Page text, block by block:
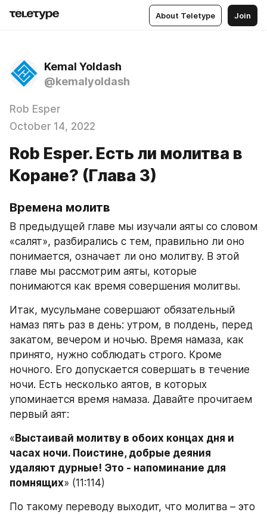
About Teletype Join
Kemal Yoldash
@kemalyoldash
Rob Esper
October 14, 2022
Rob Esper. Есть ли молитва в
Коране? (Глава 3)
Времена молитв
В предыдущей главе мы изучали аяты со словом
«салят», разбирались с тем, правильно ли оно
понимается, означает ли оно молитву. В этой
главе мы рассмотрим аяты, которые
понимаются как время совершения молитвы.
Итак, мусульмане совершают обязательный
намаз пять раз в день: утром, в полдень, перед
закатом, вечером и ночью. Время намаза, как
принято, нужно соблюдать строго. Кроме
ночного. Его допускается совершать в течение
ночи. Есть несколько аятов, в которых
упоминается время намаза. Давайте прочитаем
первый аят:
« Выстаивай молитву в обоих концах дня и
часах ночи. Поистине, добрые деяния
удаляют дурные! Это - напоминание для
помнящих» (11:114)
По такому переводу выходит, что молитва – это